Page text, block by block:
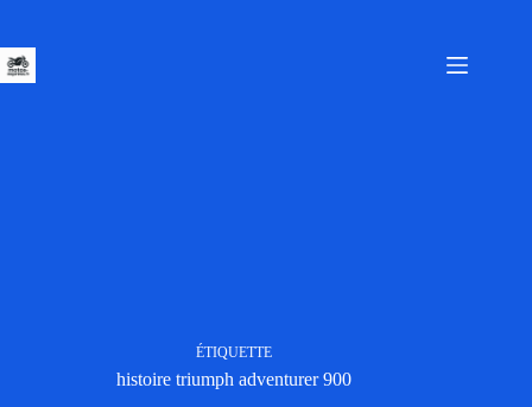
contenu
ÉTIQUETTE
histoire triumph adventurer 900